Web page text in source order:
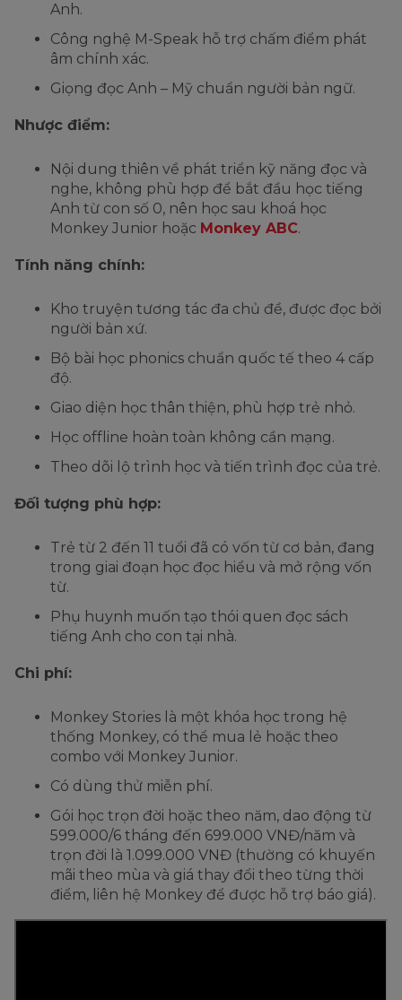
Anh.
Công nghệ M-Speak hỗ trợ chấm điểm phát
âm chính xác.
Giọng đọc Anh – Mỹ chuẩn người bản ngữ.
Nhược điểm:
Nội dung thiên về phát triển kỹ năng đọc và
nghe, không phù hợp để bắt đầu học tiếng
Anh từ con số 0, nên học sau khoá học
Monkey Junior hoặc Monkey ABC.
Tính năng chính:
Kho truyện tương tác đa chủ đề, được đọc bởi
người bản xứ.
Bộ bài học phonics chuẩn quốc tế theo 4 cấp
độ.
Giao diện học thân thiện, phù hợp trẻ nhỏ.
Học offline hoàn toàn không cần mạng.
Theo dõi lộ trình học và tiến trình đọc của trẻ.
Đối tượng phù hợp:
Trẻ từ 2 đến 11 tuổi đã có vốn từ cơ bản, đang
trong giai đoạn học đọc hiểu và mở rộng vốn
từ.
Phụ huynh muốn tạo thói quen đọc sách
tiếng Anh cho con tại nhà.
Chi phí:
Monkey Stories là một khóa học trong hệ
thống Monkey, có thể mua lẻ hoặc theo
combo với Monkey Junior.
Có dùng thử miễn phí.
Gói học trọn đời hoặc theo năm, dao động từ
599.000/6 tháng đến 699.000 VNĐ/năm và
trọn đời là 1.099.000 VNĐ (thường có khuyến
mãi theo mùa và giá thay đổi theo từng thời
điểm, liên hệ Monkey để được hỗ trợ báo giá).